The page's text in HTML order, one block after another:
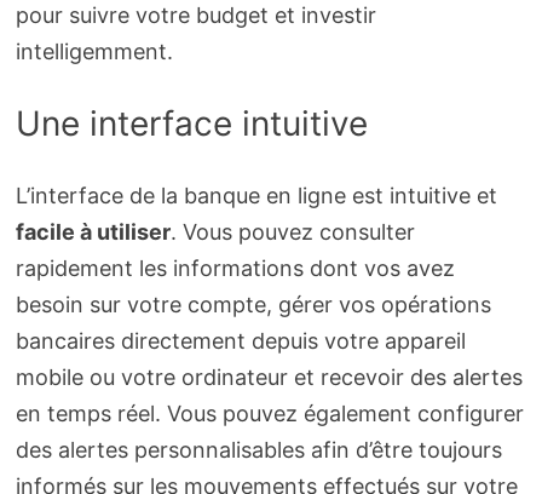
pour suivre votre budget et investir
intelligemment.
Une interface intuitive
L’interface de la banque en ligne est intuitive et
facile à utiliser. Vous pouvez consulter
rapidement les informations dont vos avez
besoin sur votre compte, gérer vos opérations
bancaires directement depuis votre appareil
mobile ou votre ordinateur et recevoir des alertes
en temps réel. Vous pouvez également configurer
des alertes personnalisables afin d’être toujours
informés sur les mouvements effectués sur votre